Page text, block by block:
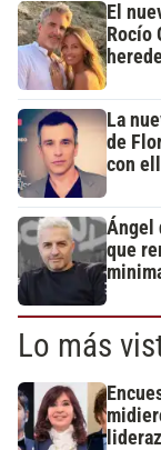
El
Rocío
La
de
con
Ángel
que
Lo más